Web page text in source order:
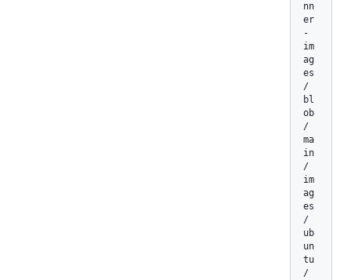
nn
er
-
im
ag
es
/
bl
ob
/
ma
in
/
im
ag
es
/
ub
un
tu
/